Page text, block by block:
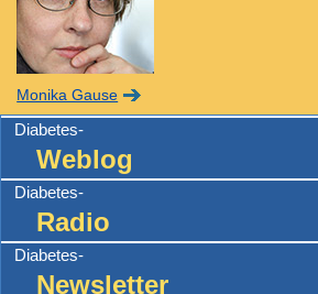
Monika Gause
Diabetes-
Weblog
Diabetes-
Radio
Diabetes-
Newsletter